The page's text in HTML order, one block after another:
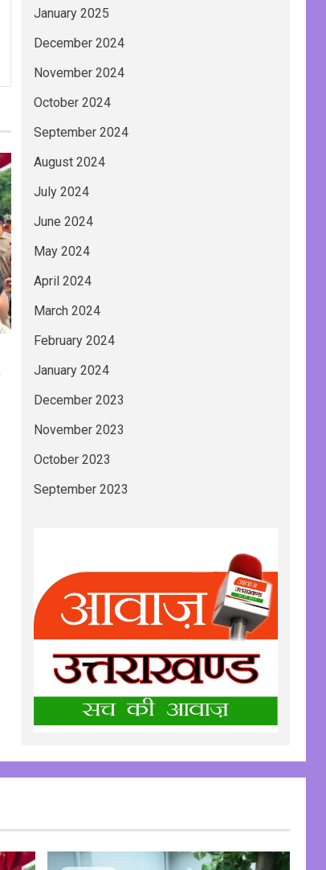
January 2025
December 2024
November 2024
October 2024
September 2024
August 2024
July 2024
June 2024
May 2024
April 2024
March 2024
February 2024
January 2024
December 2023
November 2023
October 2023
September 2023